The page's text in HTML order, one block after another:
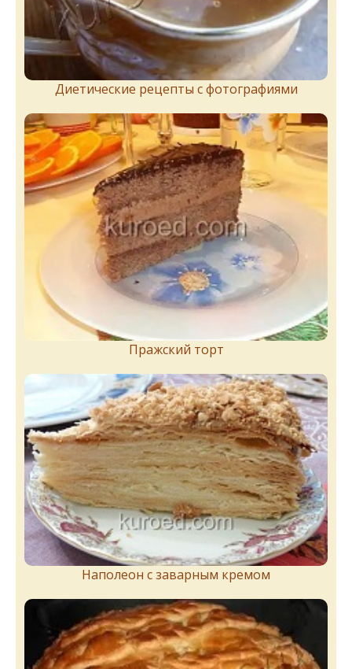
Диетические рецепты с фотографиями
Пражский торт
Наполеон с заварным кремом